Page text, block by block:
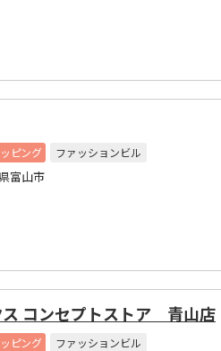
ピング
ファッションビル
富山市
ス コンセプトストア 青山店
ピング
ファッションビル